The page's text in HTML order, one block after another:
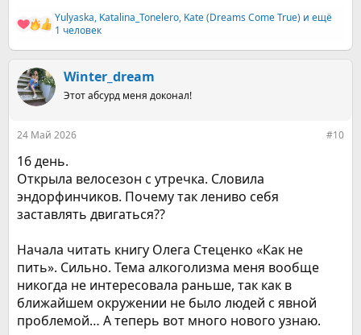
Р
а
ц
и
Yulyaska, Katalina_Tonelero, Kate (Dreams Come True) и ещё
1 человек
Winter_dream
Этот абсурд меня доконал!
24 Май 2026 #10
16 день.
Открыла велосезон с утречка. Словила
эндорфинчиков. Почему так лениво себя
заставлять двигаться??
Начала читать книгу Олега Стеценко «Как не
пить». Сильно. Тема алкоголизма меня вообще
никогда не интересовала раньше, так как в
ближайшем окружении не было людей с явной
проблемой… А теперь вот много нового узнаю.